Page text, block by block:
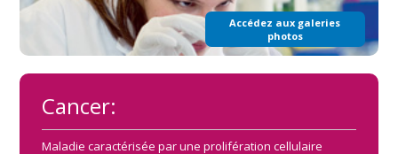
Accédez aux galeries
photos
Cancer:
Maladie caractérisée par une prolifération cellulaire